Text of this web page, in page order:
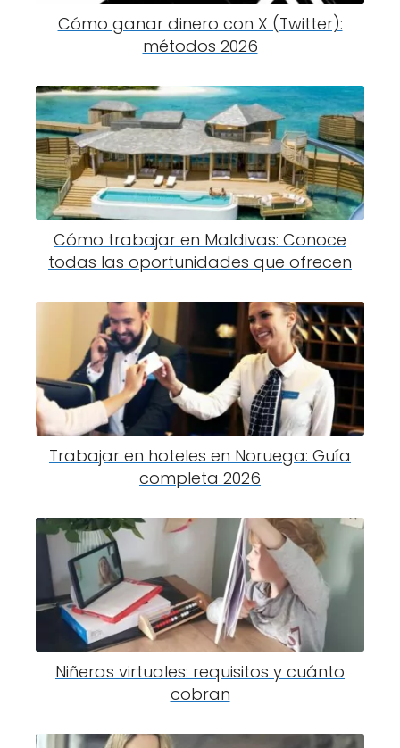
Cómo ganar dinero con X (Twitter):
métodos 2026
Cómo trabajar en Maldivas: Conoce
todas las oportunidades que ofrecen
Trabajar en hoteles en Noruega: Guía
completa 2026
Niñeras virtuales: requisitos y cuánto
cobran